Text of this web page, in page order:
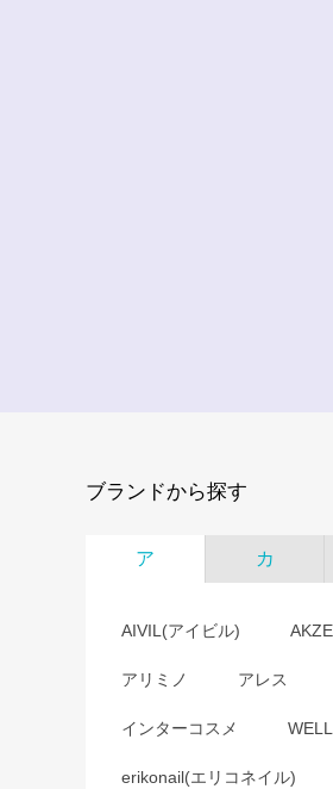
ブランドから探す
ア カ
AIVIL(アイビル)
アリミノ アレス
インターコスメ
erikonail(エリコネイル)